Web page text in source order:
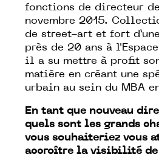
fonctions de directeur de
novembre 2015.
de street-art et fort
près de 20 ans à l'
il a su mettre à profit
matière en créant une
urbain au sein du MBA
En tant que nouveau
quels sont les grands
vous souhaiteriez vous
accroître la visibilité de